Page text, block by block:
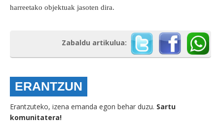
harreetako objektuak jasoten dira.
Zabaldu artikulua:
ERANTZUN
Erantzuteko, izena emanda egon behar duzu. Sartu
komunitatera!